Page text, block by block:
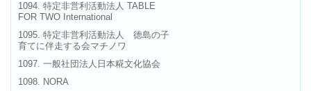
1094. 特定非営利活動法人 TABLE
FOR TWO International
1095. 特定非営利活動法人 徳島の子
育てに伴走する会マチノワ
1097. 一般社団法人日本糀文化協会
1098. NORA